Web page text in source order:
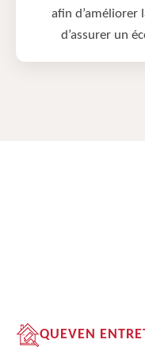
afin d’améliorer
d’assurer un
QUEVEN